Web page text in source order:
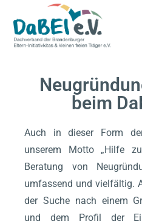
beim
Auch in dieser Form
unserem Motto „Hilfe
Beratung von
umfassend und vielfältig.
der Suche nach einem
und dem Profil der